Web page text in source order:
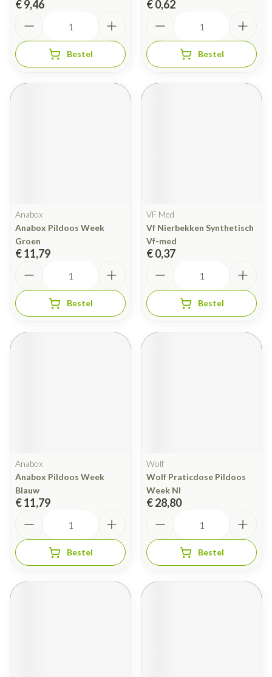
€ 9,46
Bestel
€ 0,62
Bestel
Anabox
Anabox Pildoos Week
Groen
€ 11,79
Bestel
VF Med
Vf Nierbekken Synthetisch
Vf-med
€ 0,37
Bestel
Anabox
Anabox Pildoos Week
Blauw
€ 11,79
Bestel
Wolf
Wolf Praticdose Pildoos
Week Nl
€ 28,80
Bestel